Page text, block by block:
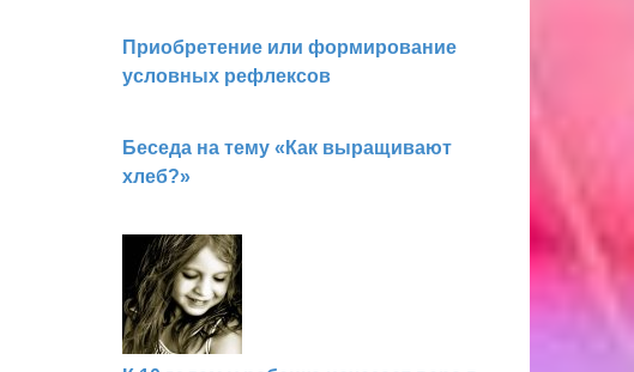
Приобретение или формирование
условных рефлексов
Беседа на тему «Как выращивают
хлеб?»